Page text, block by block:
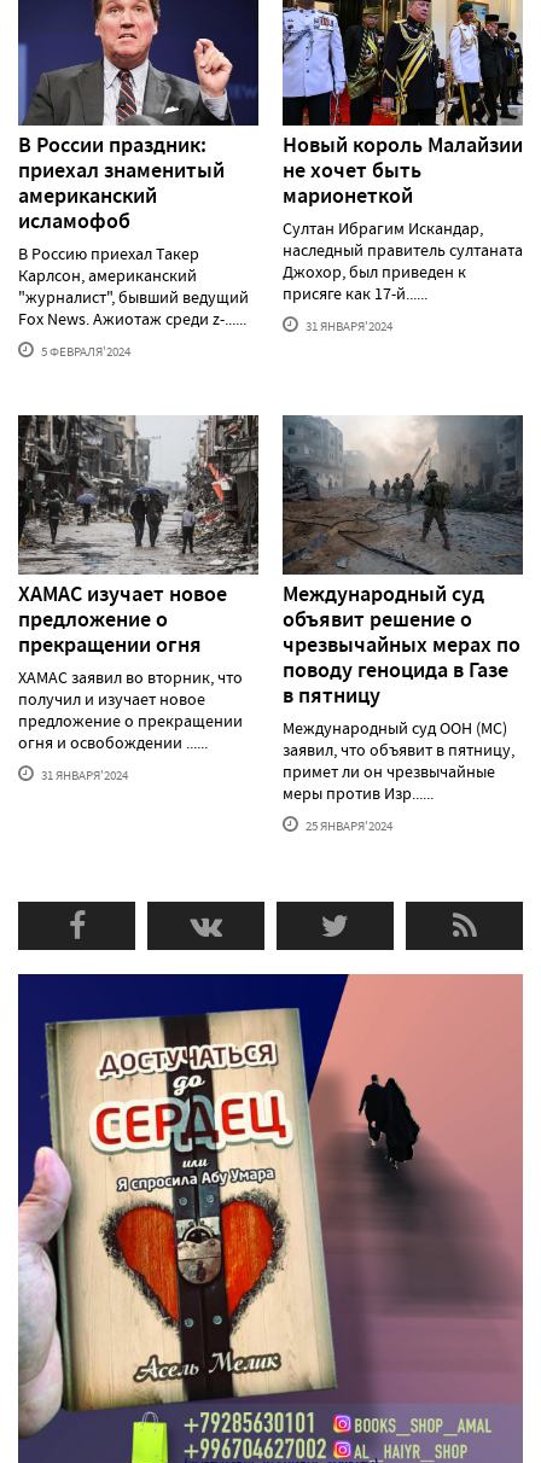
В России праздник:
приехал знаменитый
американский
исламофоб
В Россию приехал Такер
Карлсон, американский
"журналист", бывший ведущий
Fox News. Ажиотаж среди z-......
5 ФЕВРАЛЯ'2024
Новый король Малайзии
не хочет быть
марионеткой
Султан Ибрагим Искандар,
наследный правитель султаната
Джохор, был приведен к
присяге как 17-й......
31 ЯНВАРЯ'2024
ХАМАС изучает новое
предложение о
прекращении огня
ХАМАС заявил во вторник, что
получил и изучает новое
предложение о прекращении
огня и освобождении ......
31 ЯНВАРЯ'2024
Международный суд
объявит решение о
чрезвычайных мерах по
поводу геноцида в Газе
в пятницу
Международный суд ООН (МС)
заявил, что объявит в пятницу,
примет ли он чрезвычайные
меры против Изр......
25 ЯНВАРЯ'2024